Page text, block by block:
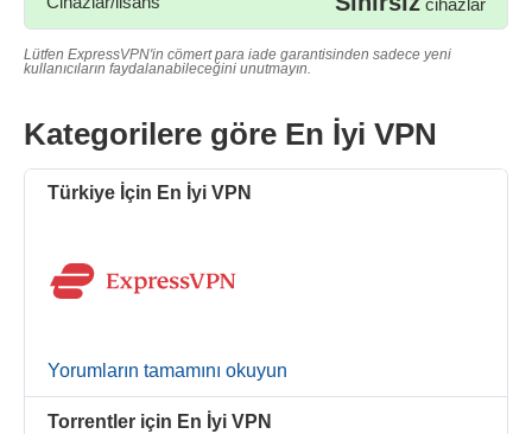
Lütfen ExpressVPN'in cömert para iade garantisinden sadece yeni
kullanıcıların faydalanabileceğini unutmayın.
Kategorilere göre En İyi VPN
Türkiye İçin En İyi VPN
Yorumların tamamını okuyun
Torrentler için En İyi VPN